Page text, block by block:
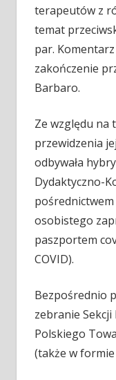
terapeutów z
temat
par.
zakończenie
Barbaro.
Ze względu na
przewidzenia
odbywała
Dydaktyczno-
osobistego
paszportem
COVID).
Bezpośrednio
zebranie
Polskiego
(także w